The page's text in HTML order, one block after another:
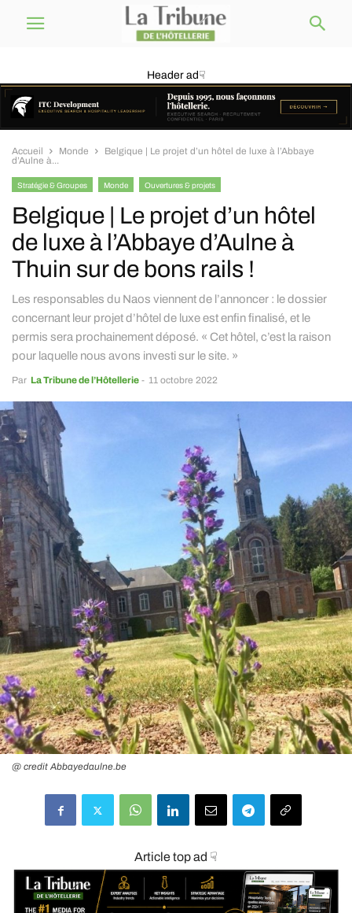
Header ad☟
Accueil Monde
Belgique | Le projet d’un hôtel de luxe à l’Abbaye
d’Aulne à...
Stratégie & Groupes Monde Ouvertures & projets
Belgique | Le projet d’un hôtel
de luxe à l’Abbaye d’Aulne à
Thuin sur de bons rails !
Les responsables du Naos viennent de l’annoncer : le dossier
concernant leur projet d’hôtel de luxe est enfin finalisé, et le
permis sera prochainement déposé. « Cet hôtel, c’est la raison
pour laquelle nous avons investi sur le site. »
Par La Tribune de l’Hôtellerie - 11 octobre 2022
@ credit Abbayedaulne.be
Article top ad ☟